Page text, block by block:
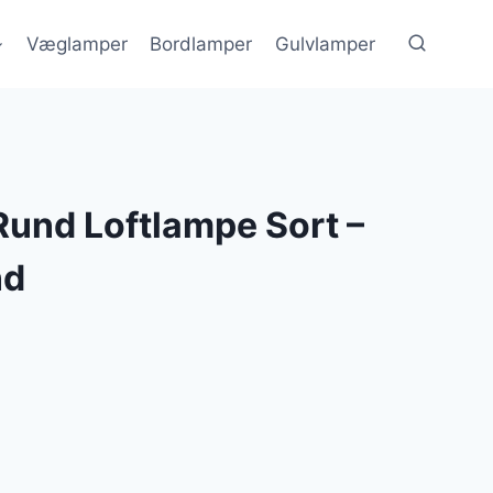
Væglamper Bordlamper Gulvlamper
Loftlampe Sort –